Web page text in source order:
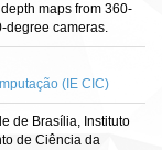
maps from 360-
degree cameras.
(IE CIC)
de Brasília, Instituto
de Ciência da